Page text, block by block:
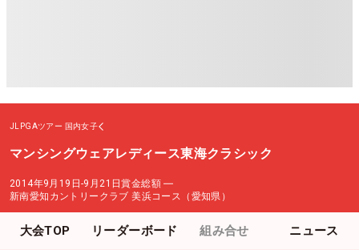
JLPGAツアー 国内女子
マンシングウェアレディース東海クラシック
2014年9月19日-9月21日賞金総額 ―
新南愛知カントリークラブ 美浜コース（愛知県）
大会TOP リーダーボード 組み合せ ニュース